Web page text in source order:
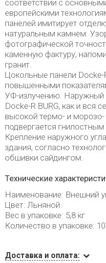
соответствии с
европейскими
панелей имитирует
натуральным камнем.
фотографической
каменную фактуру,
гранит.
Цокольные панели
повышенными
УФ-излучению. Наружный
Docke-R BURG, как и вся
высокой термо- и
подвергается
Крепление наружного
здания, согласно
обшивки сайдингом.
Технические
Наименование: Внешний
Цвет: Льняной
Вес в упаковке: 5,8 кг
Количество в упаковке:
Доставка и оплата: